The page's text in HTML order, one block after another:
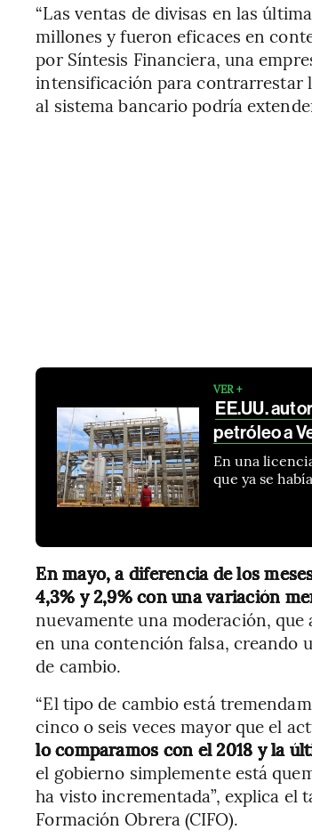
“Las ventas de divisas en las
millones y fueron eficaces en
por Síntesis Financiera, una
intensificación para contrarrestar
al sistema bancario podría
VER +
EE.UU.
petróleo a
En una
que ya se
En mayo, a diferencia de los
4,3% y 2,9% con una variación
nuevamente una moderación,
en una contención falsa, creando
de cambio.
“El tipo de cambio está
cinco o seis veces mayor que el
lo comparamos con el 2018 y la
el gobierno simplemente está
ha visto incrementada”, explica
Formación Obrera (CIFO).